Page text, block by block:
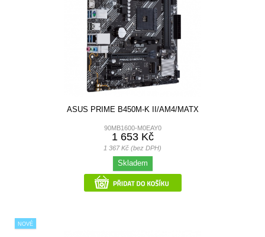
ASUS PRIME B450M-K II/AM4/MATX
90MB1600-M0EAY0
1 653 Kč
1 367 Kč (bez DPH)
Skladem
NOVÉ